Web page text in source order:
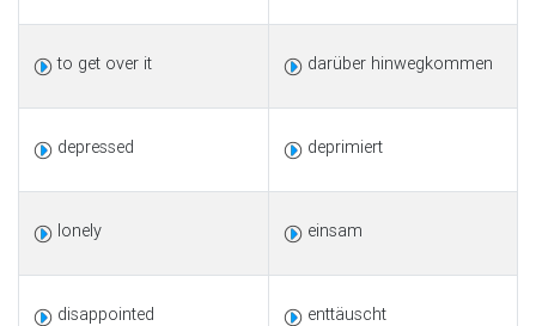
to get over it darüber hinwegkommen
depressed deprimiert
lonely einsam
disappointed enttäuscht